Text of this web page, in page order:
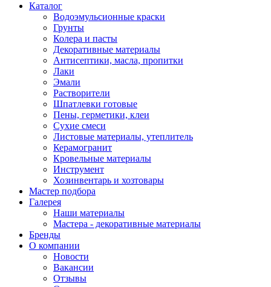
Каталог
Водоэмульсионные краски
Грунты
Колера и пасты
Декоративные материалы
Антисептики, масла, пропитки
Лаки
Эмали
Растворители
Шпатлевки готовые
Пены, герметики, клеи
Сухие смеси
Листовые материалы, утеплитель
Керамогранит
Кровельные материалы
Инструмент
Хозинвентарь и хозтовары
Мастер подбора
Галерея
Наши материалы
Мастера - декоративные материалы
Бренды
О компании
Новости
Вакансии
Отзывы